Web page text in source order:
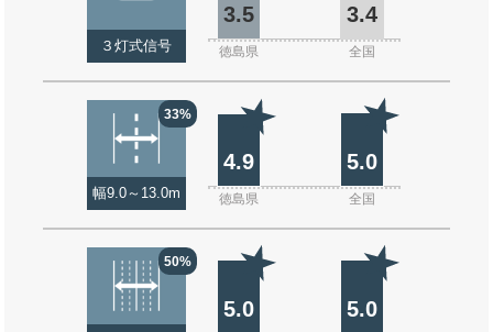
３灯式信号
3.5 3.4
徳島県 全国
33%
幅9.0～13.0m
4.9 5.0
徳島県 全国
50%
5.0 5.0